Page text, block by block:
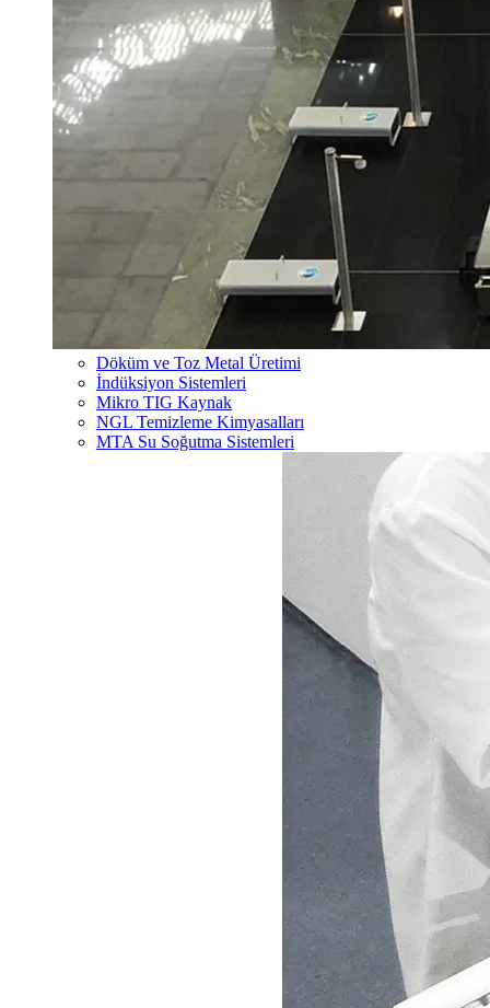
Döküm ve Toz Metal Üretimi
İndüksiyon Sistemleri
Mikro TIG Kaynak
NGL Temizleme Kimyasalları
MTA Su Soğutma Sistemleri